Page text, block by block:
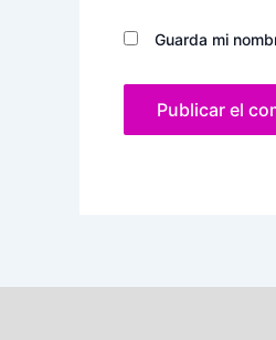
Guarda mi